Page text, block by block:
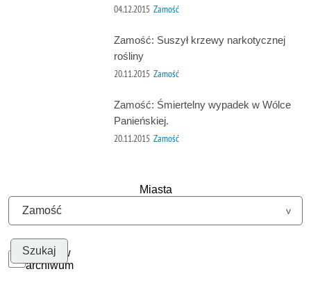
04.12.2015 Zamość
Zamość: Suszył krzewy narkotycznej
rośliny
20.11.2015 Zamość
Zamość: Śmiertelny wypadek w Wólce
Panieńskiej.
20.11.2015 Zamość
Miasta
Szukaj w
archiwum